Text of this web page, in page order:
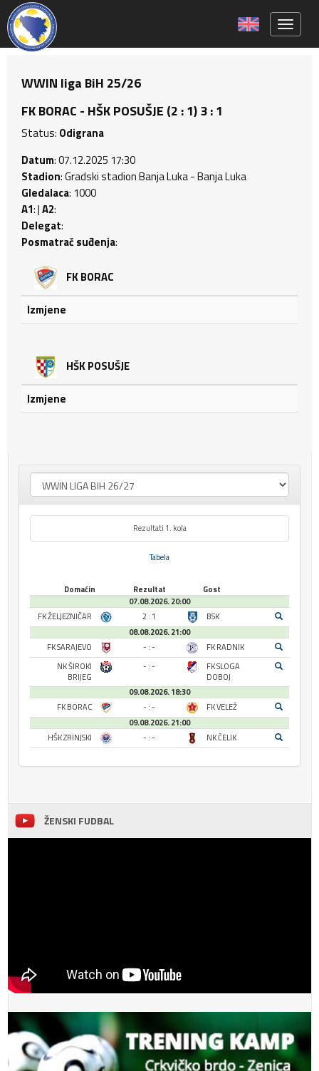
WWIN liga BiH 25/26
FK BORAC - HŠK POSUŠJE (2 : 1) 3 : 1
Status: Odigrana
Datum: 07.12.2025 17:30
Stadion: Gradski stadion Banja Luka - Banja Luka
Gledalaca: 1000
A1: |A2:
Delegat:
Posmatrač suđenja:
FK BORAC
Izmjene
HŠK POSUŠJE
Izmjene
Rezultati 1. kola
Tabela
Domaćin Rezultat
Gost
07.08.2026. 20:00
FK ŽELJEZNIČAR
2 : 1
BSK
08.08.2026. 21:00
FK SARAJEVO
- : -
FK RADNIK
NK ŠIROKI
BRIJEG
- : -
FK SLOGA
DOBOJ
09.08.2026. 18:30
FK BORAC
- : -
FK VELEŽ
09.08.2026. 21:00
HŠK ZRINJSKI
- : - NK ČELIK
ŽENSKI FUDBAL